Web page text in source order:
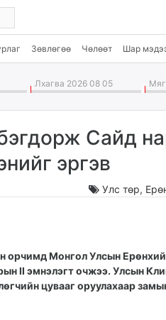
Зөвлөгөө Чөлөөт Шар
Лхагва 2026 08 05
Сайд
эргэв
Улс төр,
орчимд Монгол Улсын
II эмнэлэгт очжээ. Улсын
цувааг оруулахаар